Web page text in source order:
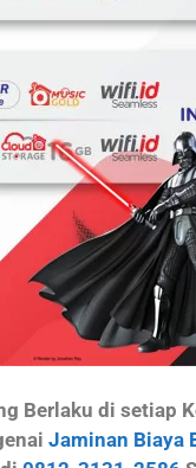
Berlaku di setiap
Jaminan Biaya